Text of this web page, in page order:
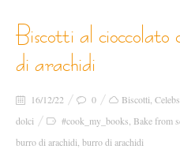
biscotti al cioccolato con crema al burro
di arachidi
16/12/22 0 Biscotti Celebs
dolci
#cook_my_books Bake from
burro di arachidi burro di arachidi